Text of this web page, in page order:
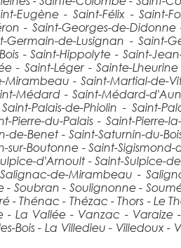
Eugène - Saint-Félix - Saint-
- Saint-Georges-de-
Germain-de-Lusignan -
- Saint-Hippolyte - Saint-
- Saint-Léger - Sainte-
- Saint-Martial-de-
Médard - Saint-Médard-
Palais-de-Phiolin - Saint-
Pierre-du-Palais - Saint-
Benet - Saint-Saturnin-du-
Boutonne - Saint-
d'Arnoult - Saint-Sulpice-
de-Mirambeau -
Soubran - Soulignonne -
- Thénac - Thézac - Thors - Le
- La Vallée - Vanzac -
Bois - La Villedieu - Villedoux